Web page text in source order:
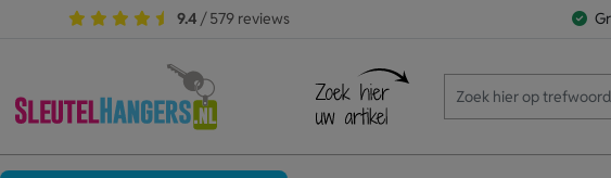
9.4 / 579 reviews